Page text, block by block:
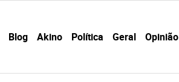
Blog Akino Política Geral Opinião